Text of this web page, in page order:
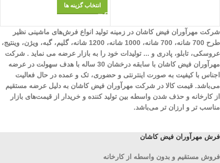
انتخاب گزینه ها
شرکت مهرآوران فیض کاشان در زمینه تولید انواع فرش‌های ماشینی نظیر
طرح 700 شانه، 700 شانه، 1000 شانه، 1200 شانه، گلیم، گبه، ویژن، وینتیج،
عروسکی، تابلو، پادری و ... تولیدات خود را به بازار عرضه می نماید . شرکت
مهرآوران فیض کاشان با سابقه درخشان 30 ساله با هدف سهولت در عرضه
اجناس با کیفیت به صورت اینترنتی و حضوری، تک و عمده در حال فعالیت
می‌باشد. قیمت کالا در شرکت مهرآوران فیض کاشان به دلیل عرضه مستقیم
از کارخانه و حذف شدن واسطه بین تولید کننده و خریدار از قیمت‌های بازار
مناسب تر و ارزان تر می‌باشد.
فرش مهرآوران فیض کاشان
فروش مستقیم و بدون واسطه از کارخانه